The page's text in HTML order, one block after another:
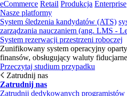
eCommerce Retail Produkcja Enterprise
Nasze platformy
System śledzenia kandydatów (ATS)
zarządzania nauczaniem (ang. LMS -
System rezerwacji przestrzeni roboczej
Zunifikowany system operacyjny
finansów, obsługujący waluty
Przeczytaj studium przypadku
Zatrudnij nas
Zatrudnij nas
Zatrudnij dedykowanych programistów